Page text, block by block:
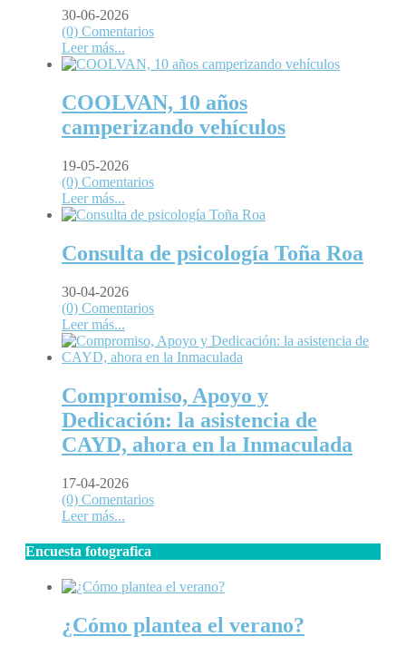
30-06-2026
(0) Comentarios
Leer más...
COOLVAN, 10 años
camperizando vehículos
19-05-2026
(0) Comentarios
Leer más...
Consulta de psicología Toña Roa
30-04-2026
(0) Comentarios
Leer más...
Compromiso, Apoyo y
Dedicación: la asistencia de
CAYD, ahora en la Inmaculada
17-04-2026
(0) Comentarios
Leer más...
Encuesta fotografica
¿Cómo plantea el verano?